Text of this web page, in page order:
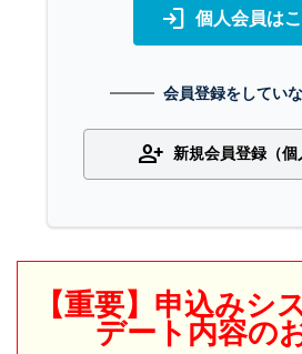
login 個人会員は
会員登録をしてい
person_add 新規会員登録（個
【重要】申込みシ
デート内容の